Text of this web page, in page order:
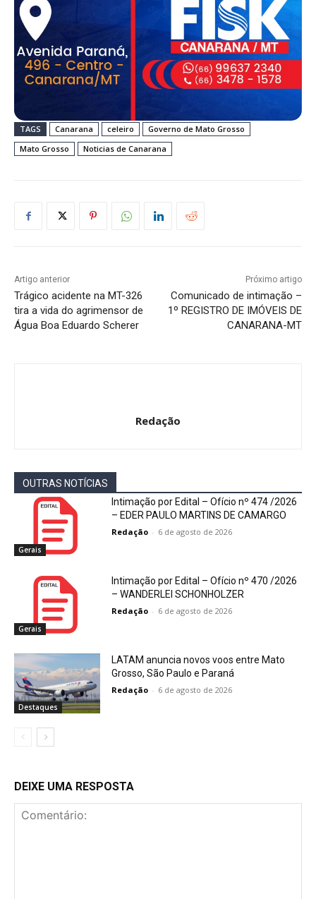
TAGS Canarana celeiro
Governo de Mato Grosso
Mato Grosso
Noticias de Canarana
Artigo anterior
Trágico acidente na MT-326
tira a vida do agrimensor de
Água Boa Eduardo Scherer
Próximo artigo
Comunicado de intimação –
1º REGISTRO DE IMÓVEIS DE
CANARANA-MT
Redação
OUTRAS NOTÍCIAS
Gerais
Intimação por Edital – Ofício nº 474 /2026
– EDER PAULO MARTINS DE CAMARGO
Redação - 6 de agosto de 2026
Gerais
Intimação por Edital – Ofício nº 470 /2026
– WANDERLEI SCHONHOLZER
Redação - 6 de agosto de 2026
Destaques
LATAM anuncia novos voos entre Mato
Grosso, São Paulo e Paraná
Redação - 6 de agosto de 2026
DEIXE UMA RESPOSTA